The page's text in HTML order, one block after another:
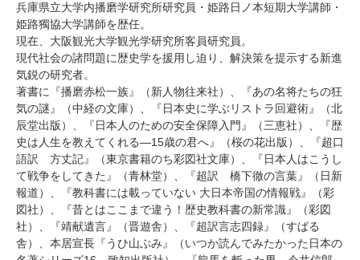
兵庫県立大学内播磨学研究所研究員・姫路日ノ本短期大学講師・
姫路獨協大学講師を歴任。
現在、大阪観光大学観光学研究所客員研究員。
現代社会の諸問題に歴史学を援用し迫り、解決策を提示する新進
気鋭の研究者。
著書に『播磨赤松一族』（新人物往来社）、『あの名将たちの狂
気の謎』（中経の文庫）、『日本史に学ぶリストラ回避術』（北
辰堂出版）、『日本人のための安全保障入門』（三恵社）、『歴
史は人生を教えてくれる―15歳の君へ』（桜の花出版）、『超口
語訳 方丈記』（東京書籍のち彩図社文庫）、『日本人はこうし
て戦争をしてきた』（青林堂）、『超訳 橋下徹の言葉』（日新
報道）、『教科書には載っていない 大日本帝国の情報戦』（彩
図社）、『昔とはここまで違う！歴史教科書の新常識』（彩図
社）、『靖献遺言』（晋遊舎）、『超訳言志四録』（すばる
舎）、本居宣長『うひ山ぶみ』（いつか読んでみたかった日本の